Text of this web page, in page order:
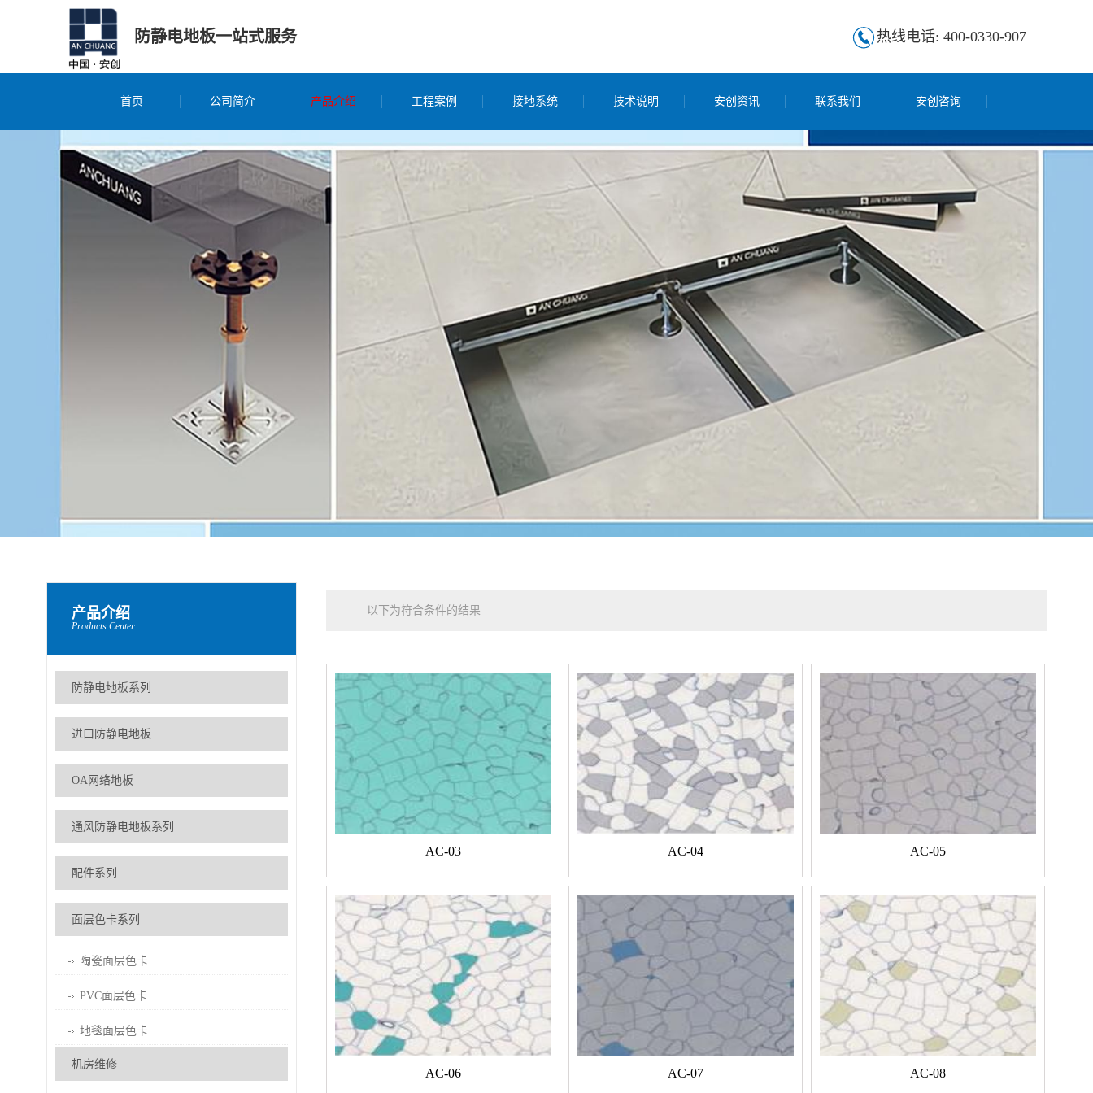
防静电地板一站式服务 热线电话: 400-0330-907
首页 公司简介 产品介绍 工程案例 接地系统 技术说明 安创资讯 联系我们 安创咨询
产品介绍
Products Center
防静电地板系列
进口防静电地板
OA网络地板
通风防静电地板系列
配件系列
面层色卡系列
陶瓷面层色卡
PVC面层色卡
地毯面层色卡
机房维修
以下为符合条件的结果
AC-03 AC-04 AC-05
AC-06 AC-07 AC-08